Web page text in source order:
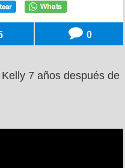
0
7 años después de